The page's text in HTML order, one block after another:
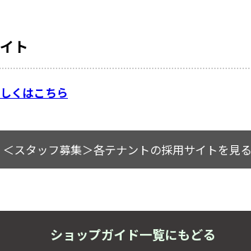
ト
くはこちら
＜スタッフ募集＞各テナントの採用サイトを見る
ショップガイド一覧にもどる